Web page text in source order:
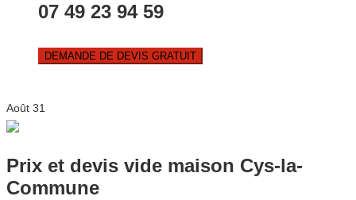
07 49 23 94 59
DEMANDE DE DEVIS GRATUIT
Août 31
Prix et devis vide maison Cys-la-
Commune